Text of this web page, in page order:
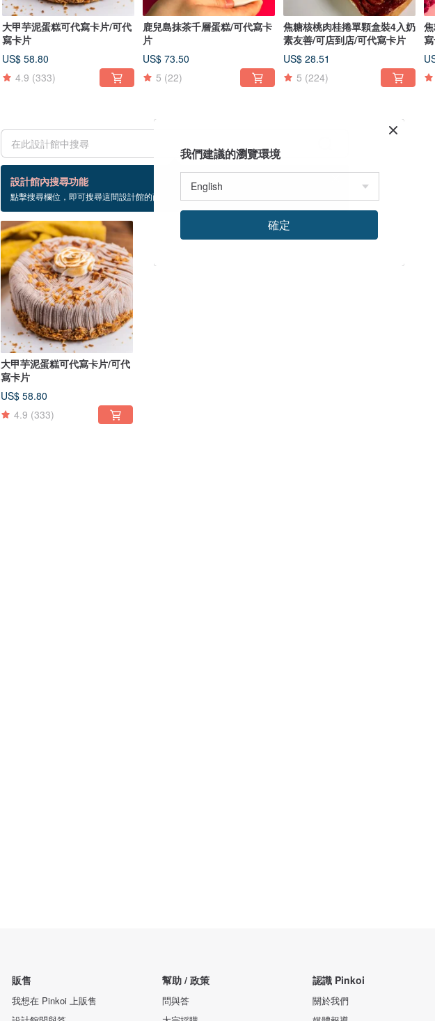
大甲芋泥蛋糕可代寫卡片/可代
寫卡片
US$ 58.80
4.9 (333)
鹿兒島抹茶千層蛋糕/可代寫卡
片
US$ 73.50
5 (22)
焦糖核桃肉桂捲單顆盒裝4入奶
素友善/可店到店/可代寫卡片
US$ 28.51
5 (224)
設計館內搜尋功能
點擊搜尋欄位，即可搜尋這間設計館的商品！
1 個商品
手工蛋糕
大甲芋泥蛋糕可代寫卡片/可代
寫卡片
US$ 58.80
4.9 (333)
販售
我想在 Pinkoi 上販售
幫助 / 政策
問與答
認識 Pinkoi
關於我們
我們建議的瀏覽環境
確定